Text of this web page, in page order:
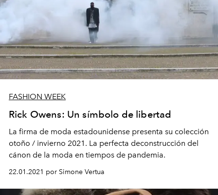
FASHION WEEK
Rick Owens: Un símbolo de libertad
La firma de moda estadounidense presenta su colección
otoño / invierno 2021. La perfecta deconstrucción del
cánon de la moda en tiempos de pandemia.
22.01.2021 por Simone Vertua